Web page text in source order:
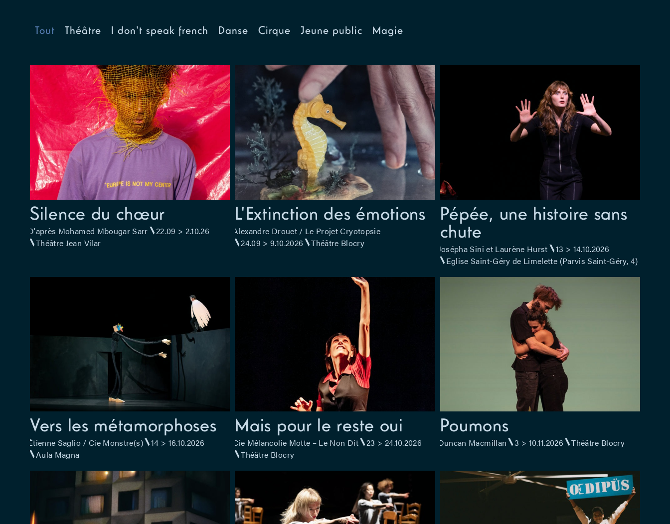
Tout Théâtre I don't speak french Danse Cirque Jeune public Magie
Silence du chœur
D'après Mohamed Mbougar Sarr
22.09 > 2.10.26
Théâtre Jean Vilar
L'Extinction des émotions
Alexandre Drouet / Le Projet Cryotopsie
24.09 > 9.10.2026
Théâtre Blocry
Pépée, une histoire sans
chute
Josépha Sini et Laurène Hurst
13 > 14.10.2026
Eglise Saint-Géry de Limelette (Parvis Saint-Géry, 4)
Vers les métamorphoses
Étienne Saglio / Cie Monstre(s)
14 > 16.10.2026
Aula Magna
Mais pour le reste oui
Cie Mélancolie Motte – Le Non Dit
23 > 24.10.2026
Théâtre Blocry
Poumons
Duncan Macmillan 3 > 10.11.2026 Théâtre Blocry